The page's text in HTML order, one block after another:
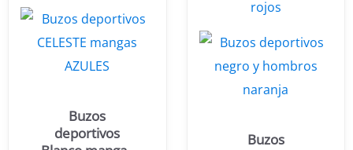
Buzos
deportivos
Buzos